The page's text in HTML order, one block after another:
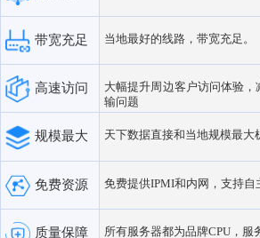
带宽充足 当地最好的线路，带宽充足。
高速访问
大幅提升周边客户访问体验
输问题
规模最大 天下数据直接和当地规模最大
免费资源 免费提供IPMI和内网，支持自
质量保障 所有服务器都为品牌CPU，服